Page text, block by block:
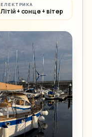
ЕЛЕКТРИКА
Літій + сонце + вітер